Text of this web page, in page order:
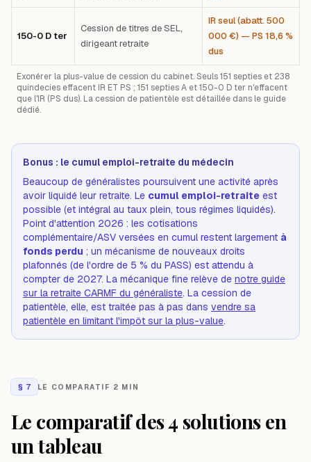
Exonérer la plus-value de cession du cabinet. Seuls 151 septies et 238
quindecies effacent IR ET PS ; 151 septies A et 150-0 D ter n'effacent
que l'IR (PS dus). La cession de patientèle est détaillée dans le guide
dédié.
150-0 D ter
Cession de titres de SEL,
dirigeant retraite
IR seul (abatt. 500
000 €) — PS 18,6 %
dus
Bonus : le cumul emploi-retraite du médecin
Beaucoup de généralistes poursuivent une activité après
avoir liquidé leur retraite. Le cumul emploi-retraite est
possible (et intégral au taux plein, tous régimes liquidés).
Point d'attention 2026 : les cotisations
complémentaire/ASV versées en cumul restent largement à
fonds perdu ; un mécanisme de nouveaux droits
plafonnés (de l'ordre de 5 % du PASS) est attendu à
compter de 2027. La mécanique fine relève de notre guide
sur la retraite CARMF du généraliste. La cession de
patientèle, elle, est traitée pas à pas dans vendre sa
patientèle en limitant l'impôt sur la plus-value.
§ 7 LE COMPARATIF · 2 MIN
Le comparatif des 4 solutions en
un tableau